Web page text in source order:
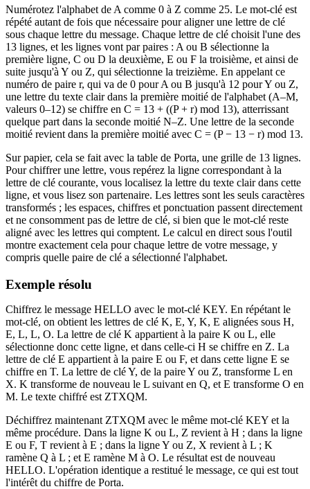
Numérotez l'alphabet de A comme 0 à Z comme 25. Le mot-clé est
répété autant de fois que nécessaire pour aligner une lettre de clé
sous chaque lettre du message. Chaque lettre de clé choisit l'une des
13 lignes, et les lignes vont par paires : A ou B sélectionne la
première ligne, C ou D la deuxième, E ou F la troisième, et ainsi de
suite jusqu'à Y ou Z, qui sélectionne la treizième. En appelant ce
numéro de paire r, qui va de 0 pour A ou B jusqu'à 12 pour Y ou Z,
une lettre du texte clair dans la première moitié de l'alphabet (A–M,
valeurs 0–12) se chiffre en C = 13 + ((P + r) mod 13), atterrissant
quelque part dans la seconde moitié N–Z. Une lettre de la seconde
moitié revient dans la première moitié avec C = (P − 13 − r) mod 13.
Sur papier, cela se fait avec la table de Porta, une grille de 13 lignes.
Pour chiffrer une lettre, vous repérez la ligne correspondant à la
lettre de clé courante, vous localisez la lettre du texte clair dans cette
ligne, et vous lisez son partenaire. Les lettres sont les seuls caractères
transformés ; les espaces, chiffres et ponctuation passent directement
et ne consomment pas de lettre de clé, si bien que le mot-clé reste
aligné avec les lettres qui comptent. Le calcul en direct sous l'outil
montre exactement cela pour chaque lettre de votre message, y
compris quelle paire de clé a sélectionné l'alphabet.
Exemple résolu
Chiffrez le message HELLO avec le mot-clé KEY. En répétant le
mot-clé, on obtient les lettres de clé K, E, Y, K, E alignées sous H,
E, L, L, O. La lettre de clé K appartient à la paire K ou L, elle
sélectionne donc cette ligne, et dans celle-ci H se chiffre en Z. La
lettre de clé E appartient à la paire E ou F, et dans cette ligne E se
chiffre en T. La lettre de clé Y, de la paire Y ou Z, transforme L en
X. K transforme de nouveau le L suivant en Q, et E transforme O en
M. Le texte chiffré est ZTXQM.
Déchiffrez maintenant ZTXQM avec le même mot-clé KEY et la
même procédure. Dans la ligne K ou L, Z revient à H ; dans la ligne
E ou F, T revient à E ; dans la ligne Y ou Z, X revient à L ; K
ramène Q à L ; et E ramène M à O. Le résultat est de nouveau
HELLO. L'opération identique a restitué le message, ce qui est tout
l'intérêt du chiffre de Porta.